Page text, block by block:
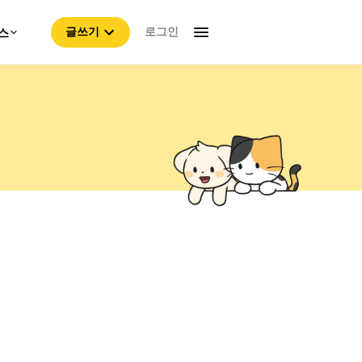
글쓰기 로그인